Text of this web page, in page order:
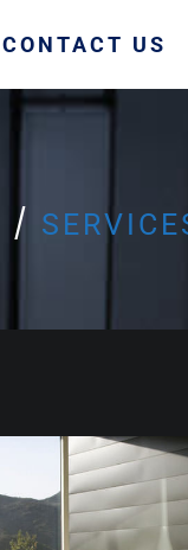
CONTACT US